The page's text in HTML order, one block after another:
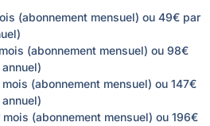
(abonnement mensuel) ou 49€ par
(abonnement mensuel) ou 98€
(abonnement mensuel) ou 147€
(abonnement mensuel) ou 196€